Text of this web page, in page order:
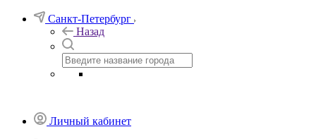
Санкт-Петербург
Назад
Личный кабинет